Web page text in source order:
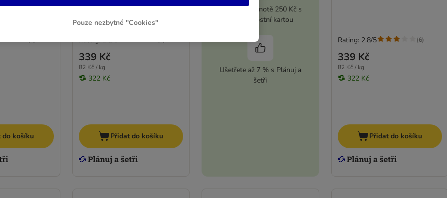
(6)
do košíku
339 Kč
82 Kč / kg
322 Kč
Rating: 2.8/5 (6)
Přidat do košíku
Kupón v hodnotě 250 Kč s
vaší Věrnostní kartou
Ušetřete až 7 % s Plánuj a
šetři
339 Kč
82 Kč / kg
322 Kč
Rating: 2.8/5 (6)
Přidat do košíku
Pouze nezbytné "Cookies"